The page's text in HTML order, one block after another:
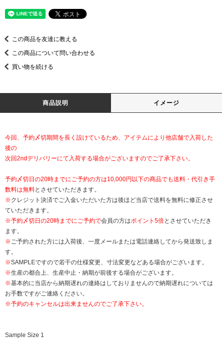
この商品を友達に教える
この商品について問い合わせる
買い物を続ける
商品説明 イメージ
今回、予約〆切期間を長く設けているため、アイテムにより他店舗で入荷した
後の
次回2ndデリバリーにて入荷する場合がございますのでご了承下さい。
予約〆切日の20時までにご予約の方は10,000円以下の商品でも送料・代引き手
数料は無料とさせていただきます。
※クレジット決済でご入金いただいた方は後ほど当店で送料を無料に修正させ
ていただきます。
※予約〆切日の20時までにご予約で会員の方はポイント5倍とさせていただき
ます。
※ご予約された方には入荷後、一度メールまたは電話連絡してから発送致しま
す。
※SAMPLEですので若干の仕様変更、寸法変更などある場合がございます。
※生産の都合上、生産中止・納期が前後する場合がございます。
※基本的に当店から納期遅れの連絡はしておりませんので納期遅れについては
お手数ですがご連絡ください。
※予約のキャンセルは出来ませんのでご了承下さい。
Sample Size 1